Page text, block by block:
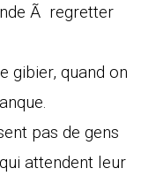
Ã regretter
gibier, quand on
pas de gens
attendent leur